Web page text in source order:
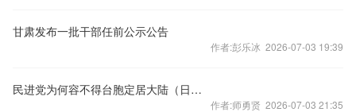
甘肃发布一批干部任前公示公告
作者:彭乐冰 2026-07-03 19:39
民进党为何容不得台胞定居大陆（日月谈）
作者:师勇贤 2026-07-03 21:35